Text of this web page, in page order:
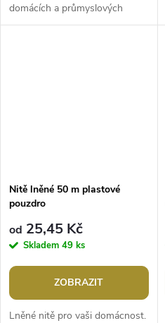
domácích a průmyslových
strojů, také do overlocků. Nit
Nitě lněné 50 m plastové
pouzdro
od 25,45 Kč
Skladem 49 ks
ZOBRAZIT
Lněné nitě pro vaši domácnost.